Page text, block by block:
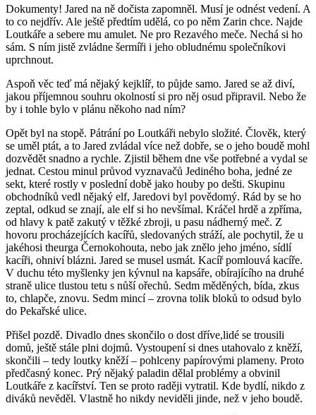
Dokumenty! Jared na ně dočista zapomněl. Musí je odnést vedení. A
to co nejdřív. Ale ještě předtím udělá, co po něm Zarin chce. Najde
Loutkáře a sebere mu amulet. Ne pro Rezavého meče. Nechá si ho
sám. S ním jistě zvládne šermíři i jeho obludnému společníkovi
uprchnout.
Aspoň věc teď má nějaký kejklíř, to půjde samo. Jared se až diví,
jakou příjemnou souhru okolností si pro něj osud připravil. Nebo že
by i tohle bylo v plánu někoho nad ním?
Opět byl na stopě. Pátrání po Loutkáři nebylo složité. Člověk, který
se uměl ptát, a to Jared zvládal více než dobře, se o jeho boudě mohl
dozvědět snadno a rychle. Zjistil během dne vše potřebné a vydal se
jednat. Cestou minul průvod vyznavačů Jediného boha, jedné ze
sekt, které rostly v poslední době jako houby po dešti. Skupinu
obchodníků vedl nějaký elf, Jaredovi byl povědomý. Rád by se ho
zeptal, odkud se znají, ale elf si ho nevšímal. Kráčel hrdě a zpříma,
od hlavy k patě zakutý v těžké zbroji, u pasu nádherný meč. Z
hovoru procházejících kacířů, sledovaných stráží, ale pochytil, že u
jakéhosi theurga Černokohouta, nebo jak znělo jeho jméno, sídlí
kacíři, ohniví blázni. Jared se musel usmát. Kacíř pomlouvá kacíře.
V duchu této myšlenky jen kývnul na kapsáře, obírajícího na druhé
straně ulice tlustou tetu s nůší ořechů. Sedm měděných, bída, zkus
to, chlapče, znovu. Sedm mincí – zrovna tolik bloků to odsud bylo
do Pekařské ulice.
Přišel pozdě. Divadlo dnes skončilo o dost dříve,lidé se trousili
domů, ještě stále plni dojmů. Vystoupení si dnes utahovalo z kněží,
skončili – tedy loutky kněží – pohlceny papírovými plameny. Proto
předčasný konec. Prý nějaký paladin dělal problémy a obvinil
Loutkáře z kacířství. Ten se proto raději vytratil. Kde bydlí, nikdo z
diváků nevěděl. Vlastně ho nikdy neviděli jinde, než v jeho boudě.